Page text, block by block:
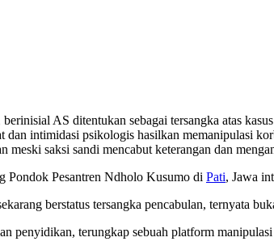
AS ditentukan sebagai tersangka atas
dan intimidasi psikologis hasilkan memanipulasi
meski saksi sandi mencabut keterangan dan
Pondok Pesantren Ndholo Kusumo di Pati, Jawa
berstatus tersangka pencabulan, ternyata
penyidikan, terungkap sebuah platform